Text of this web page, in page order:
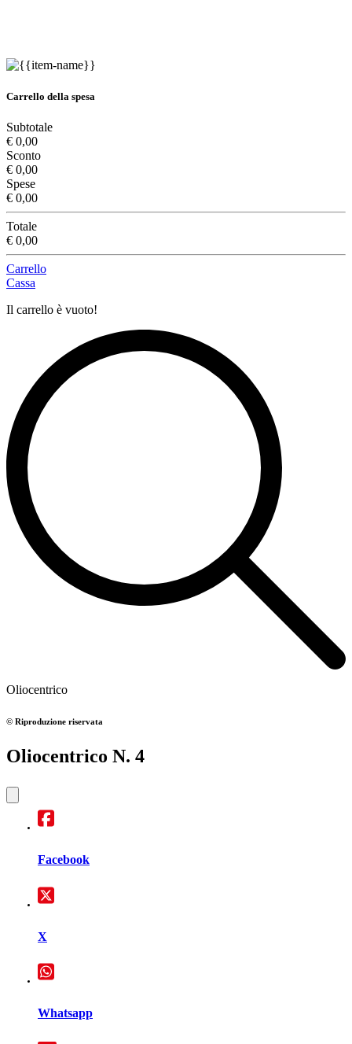
Carrello della spesa
Subtotale
€ 0,00
Sconto
€ 0,00
Spese
€ 0,00
Totale
€ 0,00
Carrello
Cassa
Il carrello è vuoto!
Oliocentrico
© Riproduzione riservata
Oliocentrico N. 4
Facebook
X
Whatsapp